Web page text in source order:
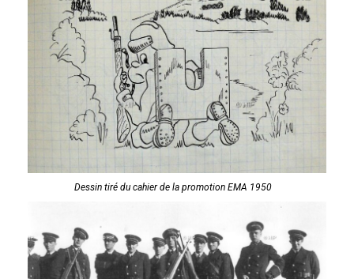
Dessin tiré du cahier de la promotion EMA 1950